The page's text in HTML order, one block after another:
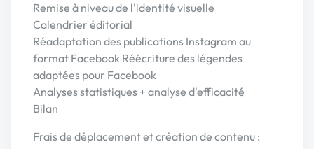
Remise à niveau de l'identité visuelle
Calendrier éditorial
Réadaptation des publications Instagram au
format Facebook Réécriture des légendes
adaptées pour Facebook
Analyses statistiques + analyse d'efficacité
Bilan
Frais de déplacement et création de contenu :